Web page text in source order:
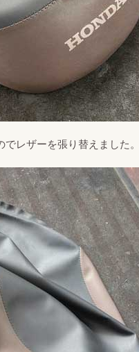
レザーを張り替えました。